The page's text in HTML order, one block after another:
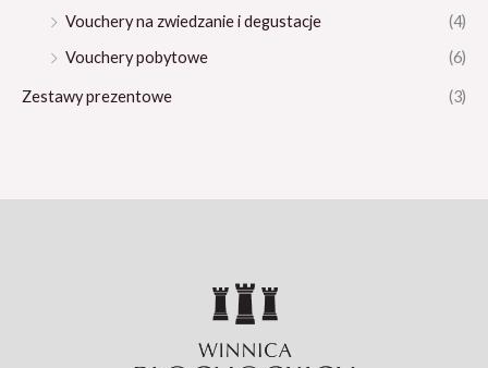
Vouchery na zwiedzanie i degustacje
(4)
Vouchery pobytowe
(6)
Zestawy prezentowe (3)